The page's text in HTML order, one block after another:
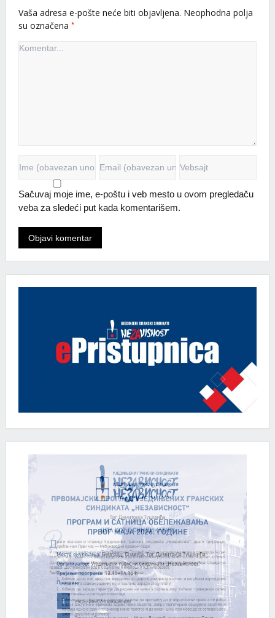
Vaša adresa e-pošte neće biti objavljena. Neophodna polja
su označena *
Sačuvaj moje ime, e-poštu i veb mesto u ovom pregledaču
veba za sledeći put kada komentarišem.